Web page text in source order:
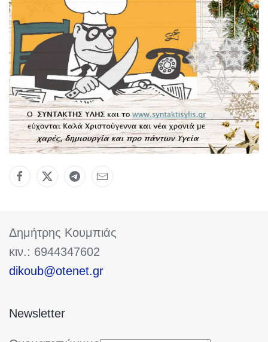
Δημήτρης Κουμπιάς
κιν.: 6944347602
dikoub@otenet.gr
Newsletter